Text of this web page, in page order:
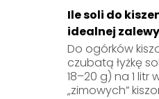
Ile soli do
idealnej zalewy
Do ogórków
czubatą łyżkę
18–20 g) na 1
„zimowych”